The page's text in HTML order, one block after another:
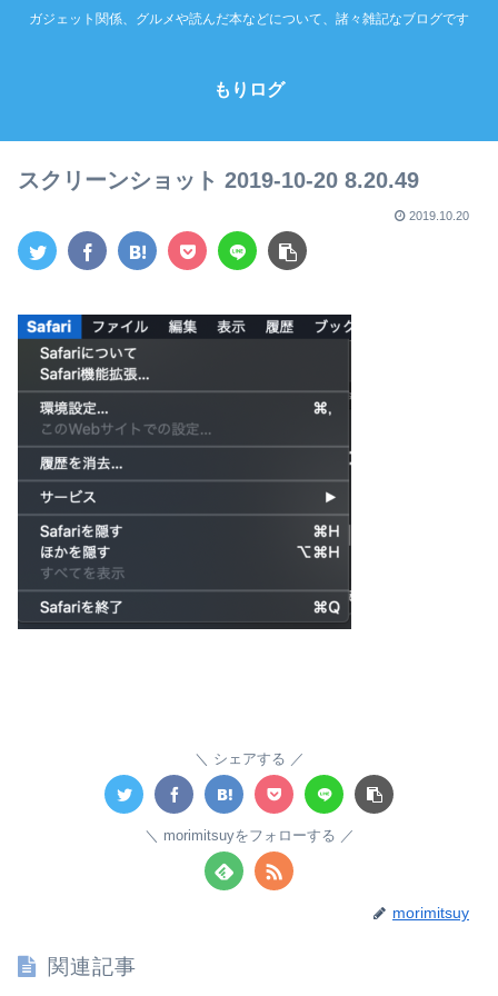
ガジェット関係、グルメや読んだ本などについて、諸々雑記なブログです
もりログ
スクリーンショット 2019-10-20 8.20.49
2019.10.20
シェアする
morimitsuyをフォローする
morimitsuy
関連記事